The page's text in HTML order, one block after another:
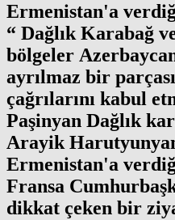
Ermenistan'a
“ Dağlık Karabağ
bölgeler
ayrılmaz bir
çağrılarını kabul
Paşinyan Dağlık
Arayik
Ermenistan'a
Fransa
dikkat çeken bir